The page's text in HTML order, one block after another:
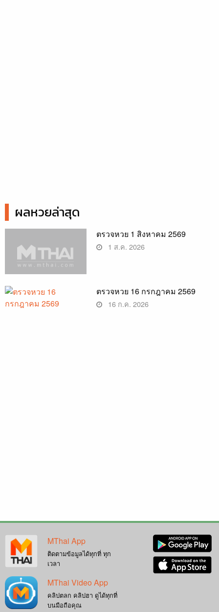
ผลหวยล่าสุด
ตรวจหวย 1 สิงหาคม 2569
1 ส.ค. 2026
ตรวจหวย 16 กรกฎาคม 2569
16 ก.ค. 2026
MThai App
ติดตามข้อมูลได้ทุกที่ ทุก
เวลา
MThai Video App
คลิปตลก คลิปฮา ดูได้ทุกที่
บนมือถือคุณ